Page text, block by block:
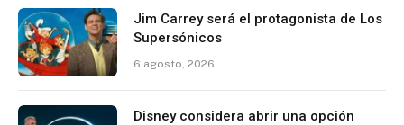
Jim Carrey será el protagonista de Los
Supersónicos
6 agosto, 2026
Disney considera abrir una opción